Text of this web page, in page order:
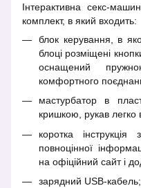
Інтерактивна секс-
комплект, в який входить:
блок керування, в
блоці розміщені
оснащений
комфортного
мастурбатор в
кришкою, рукав
коротка
повноцінної
на офіційний сайт і
зарядний USB-кабель;